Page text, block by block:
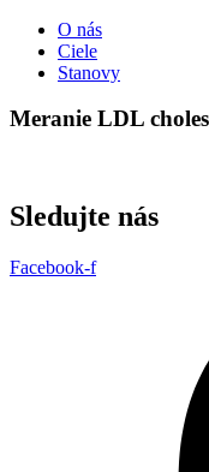
O nás
Ciele
Stanovy
Meranie LDL
Sledujte nás
Facebook-f